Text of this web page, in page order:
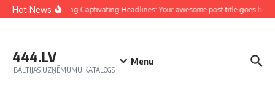
Hot NewsCrafting Captivating Headlines: Your awesome post title goes here
444.LV
BALTIJAS UZŅĒMUMU KATALOGS
Menu